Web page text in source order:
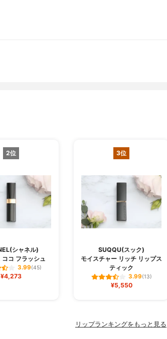
2位
シャネル)
ココ フラッシュ
3.99(45)
¥4,273
3位
SUQQU(スック)
モイスチャー リッチ リップス
ティック
3.99(13)
¥5,550
リップランキングをもっと見る